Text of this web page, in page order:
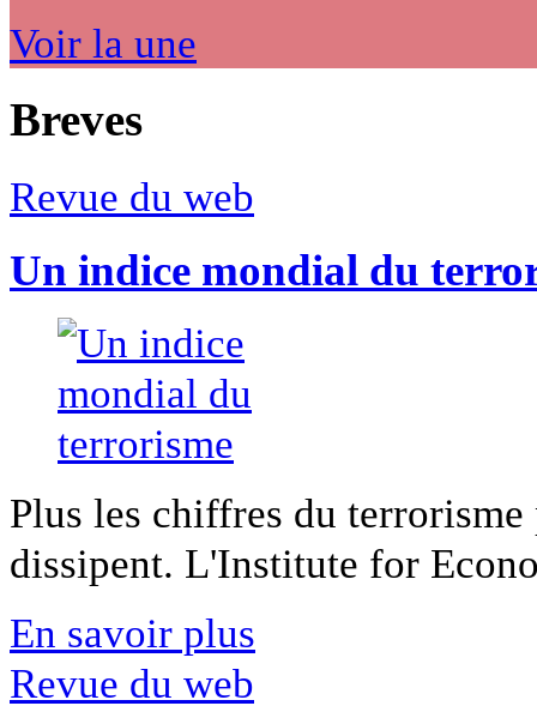
Voir la une
Breves
Revue du web
Un indice mondial du
Plus les chiffres du
dissipent. L'Institute for
En savoir plus
Revue du web